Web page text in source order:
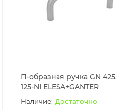
П-образная ручка GN
125-NI ELESA+GANTER
Достаточно